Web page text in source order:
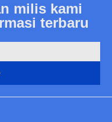
milis kami
terbaru